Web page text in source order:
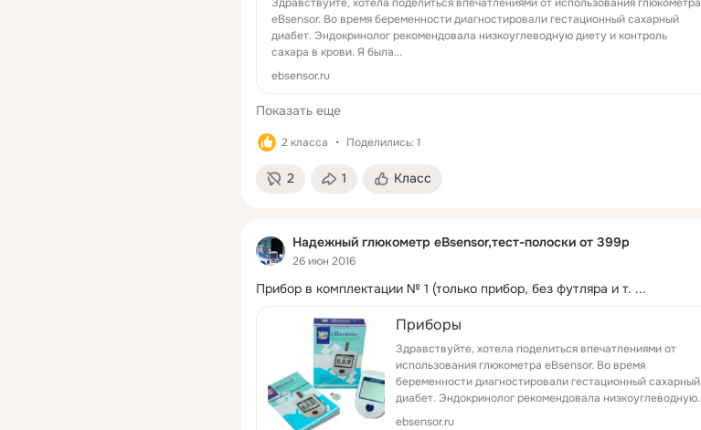
Здравствуйте, хотела поделиться впечатлениями от использования глюкометра
eBsensor. Во время беременности диагностировали гестационный сахарный
диабет. Эндокринолог рекомендовала низкоуглеводную диету и контроль
сахара в крови. Я была...
ebsensor.ru
Показать еще
2 класса Поделились: 1
2 1 Класс
Надежный глюкометр eBsensor,тест-полоски от 399р
26 июн 2016
Прибор в комплектации № 1 (только прибор, без футляра и т. ...
Приборы
Здравствуйте, хотела поделиться впечатлениями от
использования глюкометра eBsensor. Во время
беременности диагностировали гестационный сахарный
диабет. Эндокринолог рекомендовала низкоуглеводную
диету и контроль сахара в крови. Я была озадачена ...
ebsensor.ru